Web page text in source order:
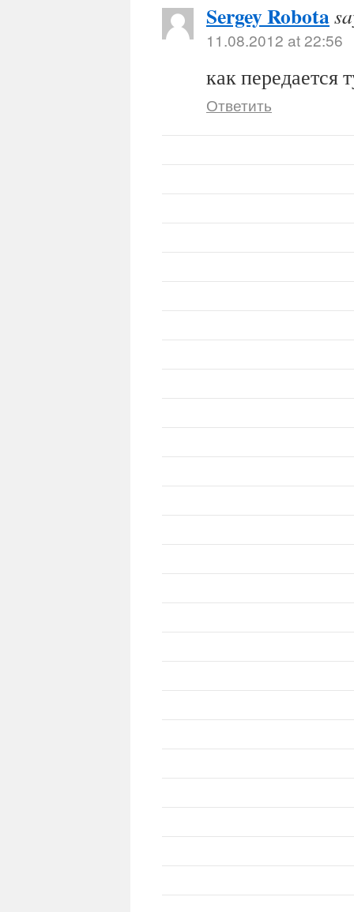
Sergey Robota
11.08.2012 at 22:56
как передается
Ответить